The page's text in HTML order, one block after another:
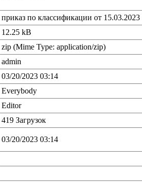
приказ по классификации от
12.25 kB
zip (Mime Type: application/zip)
admin
03/20/2023 03:14
Everybody
Editor
419 Загрузок
03/20/2023 03:14